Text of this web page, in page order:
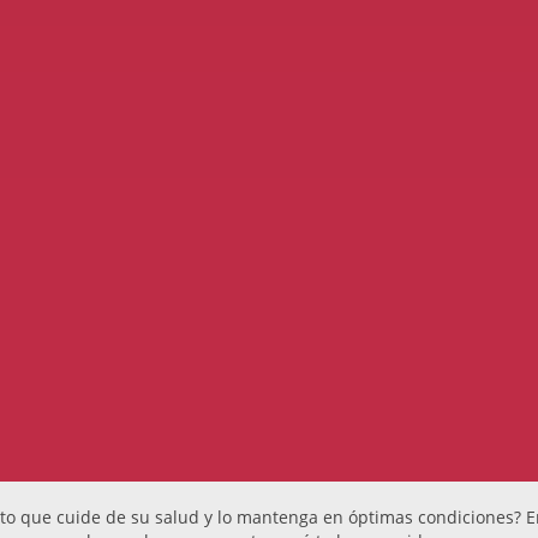
que cuide de su salud y lo mantenga en óptimas condiciones?